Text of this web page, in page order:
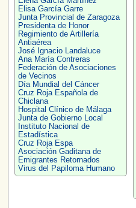
Elisa García Garre
Junta Provincial de Zaragoza
Presidenta de Honor
Regimiento de Artillería
Antiaérea
José Ignacio Landaluce
Ana María Contreras
Federación de Asociaciones
de Vecinos
Día Mundial del Cáncer
Cruz Roja Española de
Chiclana
Hospital Clínico de Málaga
Junta de Gobierno Local
Instituto Nacional de
Estadística
Cruz Roja Espa
Asociación Gaditana de
Emigrantes Retornados
Virus del Papiloma Humano